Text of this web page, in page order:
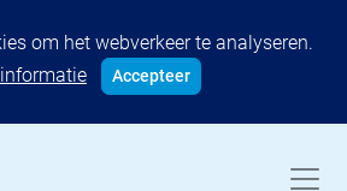
om het webverkeer te analyseren.
Accepteer